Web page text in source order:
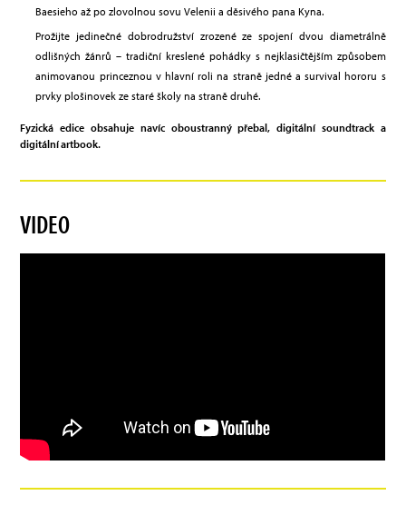
Baesieho až po zlovolnou sovu Velenii a děsivého pana Kyna.
Prožijte jedinečné dobrodružství zrozené ze spojení dvou diametrálně
odlišných žánrů – tradiční kreslené pohádky s nejklasičtějším způsobem
animovanou princeznou v hlavní roli na straně jedné a survival hororu s
prvky plošinovek ze staré školy na straně druhé.
Fyzická edice obsahuje navíc oboustranný přebal, digitální soundtrack a
digitální artbook.
VIDEO